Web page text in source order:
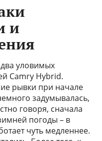
и
уловимых
Camry Hybrid.
рывки при начале
задумывалась,
говоря, сначала
погоды – в
чуть медленнее.